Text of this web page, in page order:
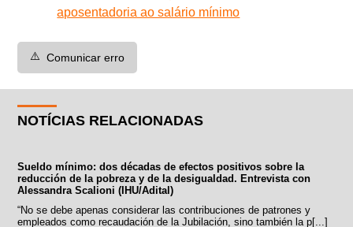
aposentadoria ao salário mínimo
⚠️ Comunicar erro
NOTÍCIAS RELACIONADAS
Sueldo mínimo: dos décadas de efectos positivos sobre la
reducción de la pobreza y de la desigualdad. Entrevista con
Alessandra Scalioni (IHU/Adital)
“No se debe apenas considerar las contribuciones de patrones y
empleados como recaudación de la Jubilación, sino también la p[...]